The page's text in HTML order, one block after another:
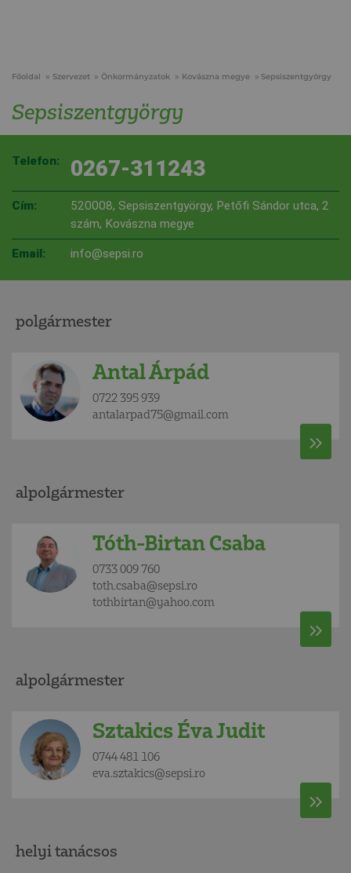
Főoldal Szervezet Önkormányzatok Kovászna megye Sepsiszentgyörgy
Sepsiszentgyörgy
Telefon: 0267-311243
Cím:
520008, Sepsiszentgyörgy, Petőfi Sándor utca, 2
szám, Kovászna megye
Email: info@sepsi.ro
polgármester
Antal Árpád
0722 395 939
antalarpad75@gmail.com
alpolgármester
Tóth-Birtan Csaba
0733 009 760
toth.csaba@sepsi.ro
tothbirtan@yahoo.com
alpolgármester
Sztakics Éva Judit
0744 481 106
eva.sztakics@sepsi.ro
helyi tanácsos